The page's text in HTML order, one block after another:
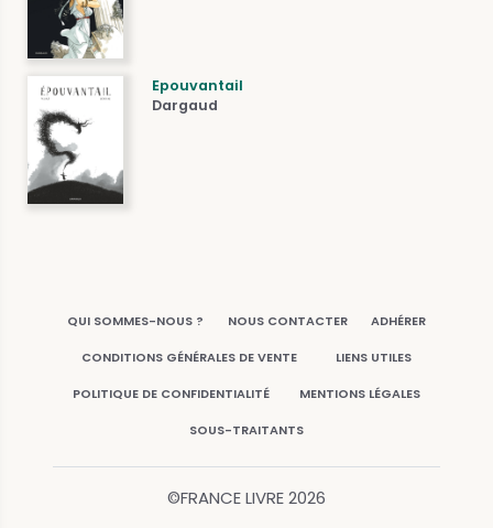
Epouvantail
Dargaud
QUI SOMMES-NOUS ? NOUS CONTACTER ADHÉRER
CONDITIONS GÉNÉRALES DE VENTE LIENS UTILES
POLITIQUE DE CONFIDENTIALITÉ MENTIONS LÉGALES
SOUS-TRAITANTS
©FRANCE LIVRE2026